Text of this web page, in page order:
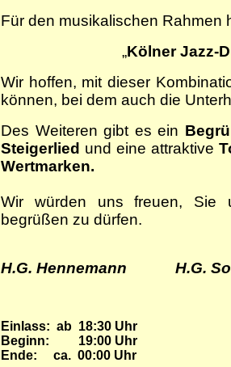
Für den musikalischen Rahmen
„Kölner Jazz-
Wir hoffen, mit dieser
können, bei dem auch die
Des Weiteren gibt es ein
Steigerlied und eine attraktive
Wertmarken.
Wir würden uns freuen, Sie
begrüßen zu dürfen.
H.G. Hennemann
Einlass: ab 18:30 Uhr
Beginn: 19:00 Uhr
Ende: ca. 00:00